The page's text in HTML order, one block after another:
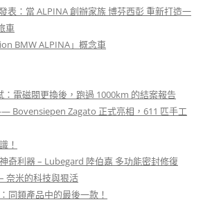
表：當 ALPINA 創辦家族 博芬西彭 重新打造一
車
BMW ALPINA」概念車
：電磁閥更換後，跑過 1000km 的結案報告
Bovensiepen Zagato 正式亮相，611 匹手工
！
奇利器 – Lubegard 陸伯嘉 多功能密封修復
奈米的科技與狠活
同類產品中的最後一款！